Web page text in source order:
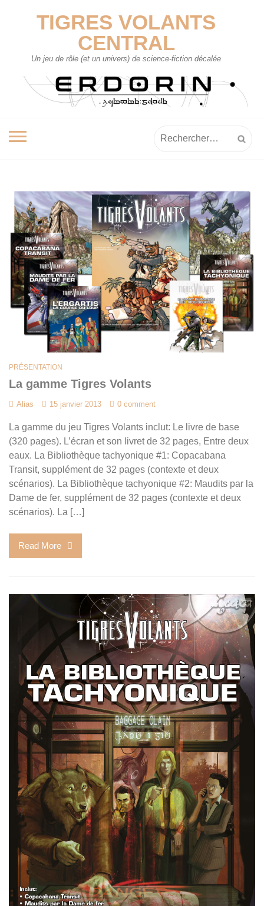
TIGRES VOLANTS
CENTRAL
Un jeu de rôle (et un univers) de science-fiction décalée
PRÉSENTATION
La gamme Tigres Volants
Alias 15 janvier 2013 0 comment
La gamme du jeu Tigres Volants inclut: Le livre de base
(320 pages). L’écran et son livret de 32 pages, Entre deux
eaux. La Bibliothèque tachyonique #1: Copacabana
Transit, supplément de 32 pages (contexte et deux
scénarios). La Bibliothèque tachyonique #2: Maudits par la
Dame de fer, supplément de 32 pages (contexte et deux
scénarios). La […]
Read More